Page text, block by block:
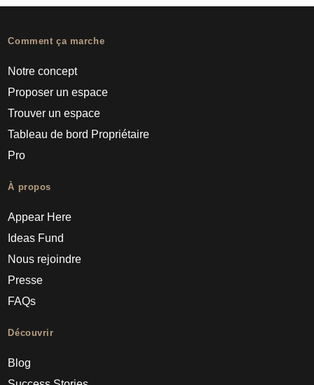
Comment ça marche
Notre concept
Proposer un espace
Trouver un espace
Tableau de bord Propriétaire
Pro
À propos
Appear Here
Ideas Fund
Nous rejoindre
Presse
FAQs
Découvrir
Blog